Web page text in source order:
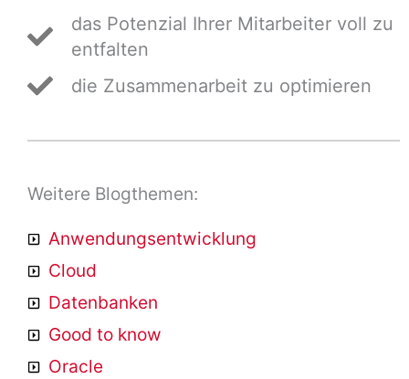
das Potenzial Ihrer Mitarbeiter voll zu
entfalten
die Zusammenarbeit zu optimieren
Weitere Blogthemen:
Anwendungsentwicklung
Cloud
Datenbanken
Good to know
Oracle